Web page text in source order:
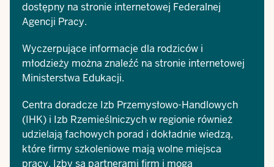
dostępny na stronie internetowej Federalnej
Agencji Pracy.
Wyczerpujące informacje dla rodziców i
młodzieży można znaleźć na stronie internetowej
Ministerstwa Edukacji.
Centra doradcze Izb Przemysłowo-Handlowych
(IHK) i Izb Rzemieślniczych w regionie również
udzielają fachowych porad i dokładnie wiedzą,
które firmy szkoleniowe mają wolne miejsca
pracy. Izby są partnerami firm i mogą